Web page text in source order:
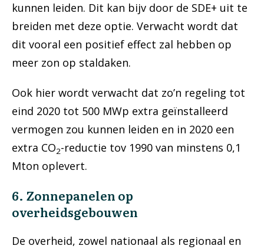
kunnen leiden. Dit kan bijv door de SDE+ uit te
breiden met deze optie. Verwacht wordt dat
dit vooral een positief effect zal hebben op
meer zon op staldaken.
Ook hier wordt verwacht dat zo’n regeling tot
eind 2020 tot 500 MWp extra geïnstalleerd
vermogen zou kunnen leiden en in 2020 een
extra CO2-reductie tov 1990 van minstens 0,1
Mton oplevert.
6. Zonnepanelen op
overheidsgebouwen
De overheid, zowel nationaal als regionaal en